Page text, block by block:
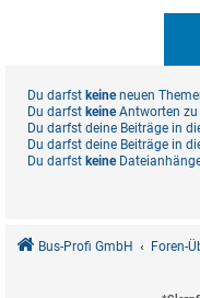
Du darfst keineneuen
Du darfst keineAntworten zu
Du darfst deine Beiträge in
Du darfst deine Beiträge in
Du darfst keine
Bus-Profi GmbH Foren-